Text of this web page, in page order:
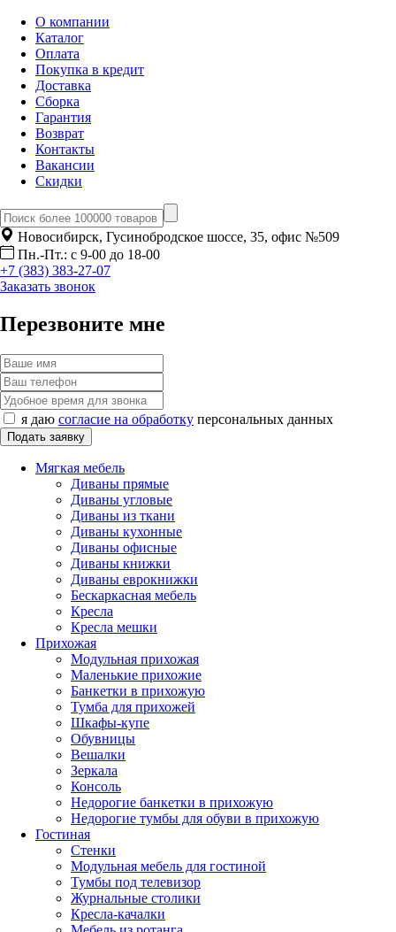
О компании
Каталог
Оплата
Покупка в кредит
Доставка
Сборка
Гарантия
Возврат
Контакты
Вакансии
Скидки
Новосибирск, Гусинобродское шоссе, 35, офис №509
Пн.-Пт.: с 9-00 до 18-00
+7 (383) 383-27-07
Заказать звонок
Перезвоните мне
я даю согласие на обработку персональных данных
Мягкая мебель
Диваны прямые
Диваны угловые
Диваны из ткани
Диваны кухонные
Диваны офисные
Диваны книжки
Диваны еврокнижки
Бескаркасная мебель
Кресла
Кресла мешки
Прихожая
Модульная прихожая
Маленькие прихожие
Банкетки в прихожую
Тумба для прихожей
Шкафы-купе
Обувницы
Вешалки
Зеркала
Консоль
Недорогие банкетки в прихожую
Недорогие тумбы для обуви в прихожую
Гостиная
Стенки
Модульная мебель для гостиной
Тумбы под телевизор
Журнальные столики
Кресла-качалки